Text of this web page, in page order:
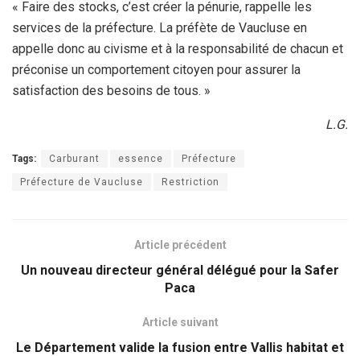
« Faire des stocks, c’est créer la pénurie, rappelle les
services de la préfecture. La préfète de Vaucluse en
appelle donc au civisme et à la responsabilité de chacun et
préconise un comportement citoyen pour assurer la
satisfaction des besoins de tous. »
L.G.
Tags: Carburant essence Préfecture
Préfecture de Vaucluse Restriction
Article précédent
Un nouveau directeur général délégué pour la Safer
Paca
Article suivant
Le Département valide la fusion entre Vallis habitat et